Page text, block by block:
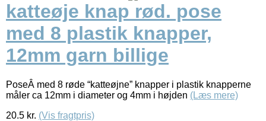
katteøje knap rød. pose
med 8 plastik knapper,
12mm garn billige
PoseÂ med 8 røde “katteøjne” knapper i plastik knapperne
måler ca 12mm i diameter og 4mm i højden (Læs mere)
20.5 kr. (Vis fragtpris)